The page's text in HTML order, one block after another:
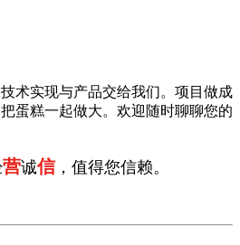
术实现与产品交给我们。项目做成
蛋糕一起做大。欢迎随时聊聊您的
营诚信，值得您信赖。